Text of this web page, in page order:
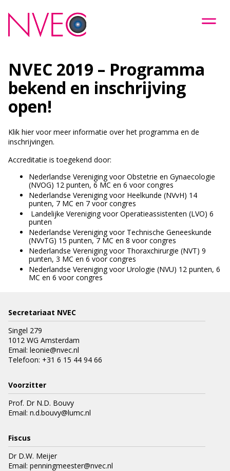
NVEC 2019 – Programma
bekend en inschrijving
open!
Klik hiervoor meer informatie over het programma en de
inschrijvingen.
Accreditatie is toegekend door:
Nederlandse Vereniging voor Obstetrie en Gynaecologie
(NVOG) 12 punten, 6 MC en 6 voor congres
Nederlandse Vereniging voor Heelkunde (NVvH) 14
punten, 7 MC en 7 voor congres
Landelijke Vereniging voor Operatieassistenten (LVO) 6
punten
Nederlandse Vereniging voor Technische Geneeskunde
(NVvTG) 15 punten, 7 MC en 8 voor congres
Nederlandse Vereniging voor Thoraxchirurgie (NVT) 9
punten, 3 MC en 6 voor congres
Nederlandse Vereniging voor Urologie (NVU) 12 punten, 6
MC en 6 voor congres
Secretariaat NVEC
Singel 279
1012 WG Amsterdam
Email: leonie@nvec.nl
Telefoon: +31 6 15 44 94 66
Voorzitter
Prof. Dr N.D. Bouvy
Email: n.d.bouvy@lumc.nl
Fiscus
Dr D.W. Meijer
Email: penningmeester@nvec.nl